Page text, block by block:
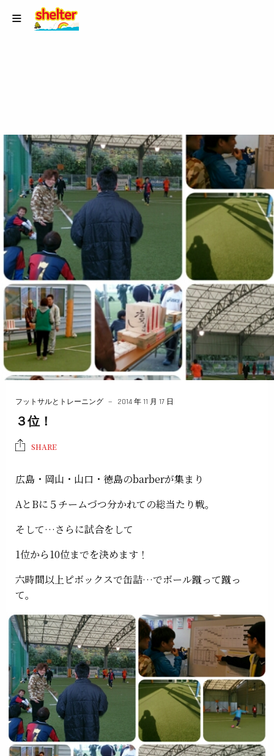
フットサルとトレーニング 2014 年 11 月 17 日
３位！
SHARE
広島・岡山・山口・徳島のbarberが集まり
AとBに５チームづつ分かれての総当たり戦。
そして…さらに試合をして
1位から10位までを決めます！
六時間以上ピボックスで缶詰…でボール蹴って蹴っ
て。